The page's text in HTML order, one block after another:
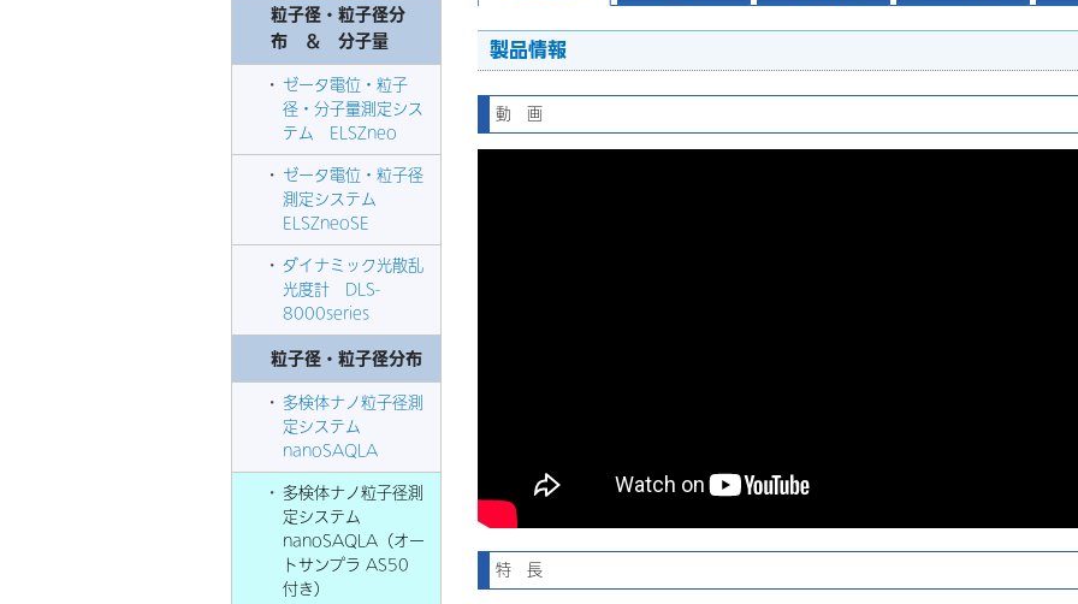
粒子径・粒子径分
布 ＆ 分子量
ゼータ電位・粒子
径・分子量測定シス
テム ELSZneo
ゼータ電位・粒子径
測定システム
ELSZneoSE
ダイナミック光散乱
光度計 DLS-
8000series
粒子径・粒子径分布
多検体ナノ粒子径測
定システム
nanoSAQLA
多検体ナノ粒子径測
定システム
nanoSAQLA（オー
トサンプラ AS50
付き）
製品情報
動 画
特 長